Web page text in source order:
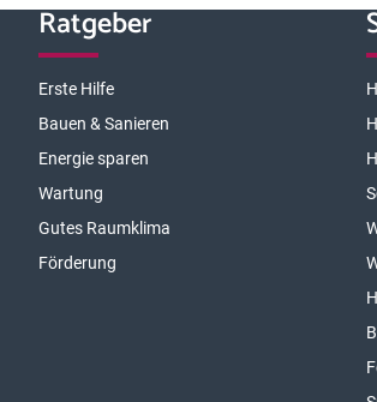
Ratgeber
Erste Hilfe
Bauen & Sanieren
Energie sparen
Wartung
Gutes Raumklima
Förderung